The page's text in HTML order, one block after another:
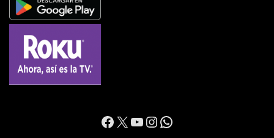
https://
X YouTube
Instagram
WhatsApp